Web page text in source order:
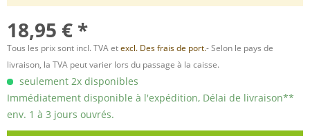
18,95 € *
Tous les prix sont incl. TVA etexcl. Des frais de port.- Selon le pays de
livraison, la TVA peut varier lors du passage à la caisse.
seulement 2x disponibles
Immédiatement disponible à l'expédition, Délai de livraison**
env. 1 à 3 jours ouvrés.